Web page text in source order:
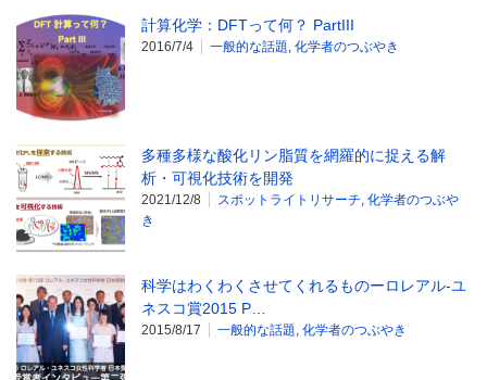
計算化学：DFTって何？ PartIII
2016/7/4 一般的な話題 化学者のつぶやき
多種多様な酸化リン脂質を網羅的に捉える解
析・可視化技術を開発
2021/12/8 スポットライトリサーチ 化学者のつぶや
き
科学はわくわくさせてくれるものーロレアル-ユ
ネスコ賞2015 P…
2015/8/17 一般的な話題 化学者のつぶやき